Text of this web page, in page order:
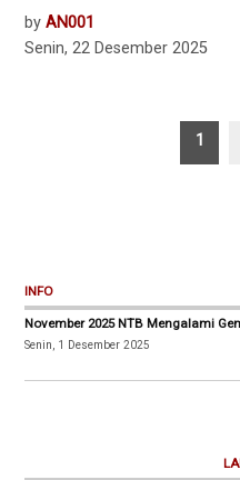
by AN001
Senin, 22 Desember 2025
1
INFO
November 2025 NTB Mengalami
Senin, 1 Desember 2025